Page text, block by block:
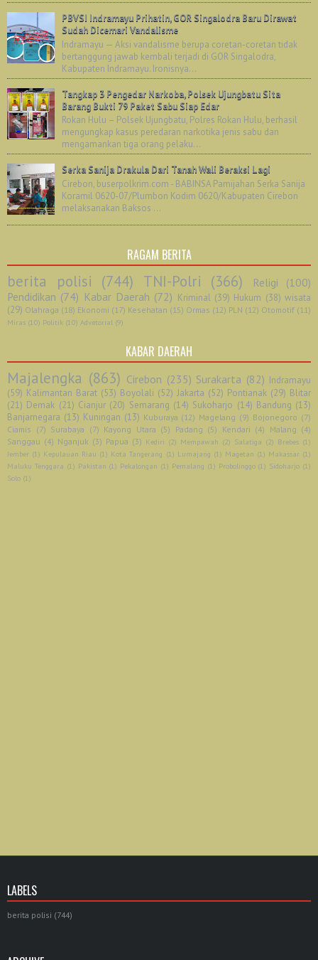
PBVSI Indramayu Prihatin, GOR Singalodra Baru Dirawat
Sudah Dicemari Vandalisme
Indramayu — Aksi vandalisme berupa coretan-coretan tidak
bertanggung jawab kembali terjadi di GOR Singalodra,
Kabupaten Indramayu. Ironisnya...
Tangkap 3 Pengedar Narkoba, Polsek Ujungbatu Sita
Barang Bukti 79 Paket Sabu Siap Edar
Rokan Hulu – Polsek Ujungbatu, Polres Rokan Hulu, berhasil
mengungkap kasus peredaran narkotika jenis sabu dan
mengamankan tiga orang pelaku...
Serka Sanija Drakula Dari Tanah Wali Beraksi Lagi
Cirebon, buserpolkrim.com - BABINSA Pamijahan Serka Sanija
Koramil 0620-07/Plumbon Kodim 0620/Kabupaten Cirebon
melaksanakan Baksos ...
RAGAM BERITA
berita polisi (744) TNI-Polri (366) Religi
(100)
Pendidikan (74) Kabar Daerah (72) Kriminal (39) Hukum (38) wisata
(29) Olahraga (18) Ekonomi (17) Kesehatan (15) Ormas (12) PLN (12) Otomotif (11)
Miras (10) Politik (10) Advetorial (9)
KABAR DAERAH
Majalengka (863) Cirebon (235) Surakarta (82) Indramayu
(59) Kalimantan Barat (53) Boyolali (52) Jakarta (52) Pontianak (29) Blitar
(21) Demak (21) Cianjur (20) Semarang (14) Sukoharjo (14) Bandung (13)
Banjarnegara (13) Kuningan (13) Kuburaya (12) Magelang (9) Bojonegoro (7)
Ciamis (7) Surabaya (7) Kayong Utara (5) Padang (5) Kendari (4) Malang (4)
Sanggau (4) Nganjuk (3) Papua (3) Kediri (2) Mempawah (2) Salatiga (2) Brebes (1)
Jember (1) Kepulauan Riau (1) Kota Tangerang (1) Lumajang (1) Magetan (1) Makassar (1)
Maluku Tenggara (1) Pakistan (1) Pekalongan (1) Pemalang (1) Probolinggo (1) Sidoharjo (1)
Solo (1)
LABELS
berita polisi (744)